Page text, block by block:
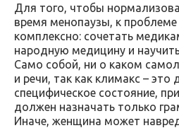
Для того, чтобы
время менопаузы, к
комплексно: сочетать
народную медицину и
Само собой, ни о каком
и речи, так как климакс – это
специфическое состояние,
должен назначать только
Иначе, женщина может